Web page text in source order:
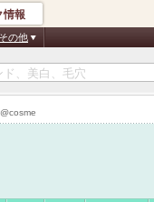
情報
その他 ん